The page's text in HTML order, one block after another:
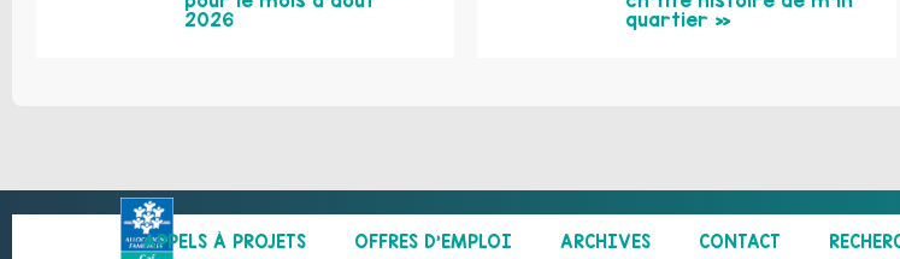
2026
quartier »
APPELS À PROJETS OFFRES D’EMPLOI ARCHIVES CONTACT